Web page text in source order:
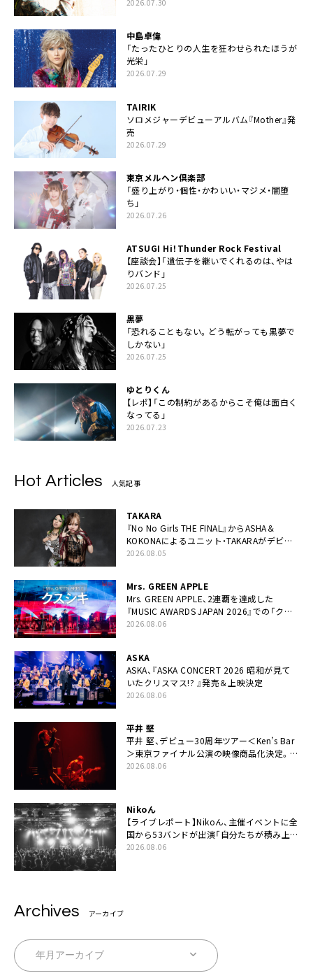
2026.07.30
中島卓偉
「たったひとりの人生を狂わせられたほうが
光栄」
2026.07.29
TAIRIK
ソロメジャーデビューアルバム『Mother』発
売
2026.07.29
東京メルヘン倶楽部
「盛り上がり・個性・かわいい・マジメ・闇堕
ち」
2026.07.26
ATSUGI Hi！Thunder Rock Festival
【座談会】「遺伝子を継いでくれるのは、やは
りバンド」
2026.07.25
黒夢
「恐れることもない。どう転がっても黒夢で
しかない」
2026.07.25
ゆとりくん
【レポ】「この制約があるからこそ俺は面白く
なってる」
2026.07.23
Hot Articles 人気記事
TAKARA
『No No Girls THE FINAL』からASHA＆
KOKONAによるユニット・TAKARAがデビュ
ー
2026.08.05
Mrs. GREEN APPLE
Mrs. GREEN APPLE、2連覇を達成した
『MUSIC AWARDS JAPAN 2026』での「クス
シキ」ライブパフォーマンスをYouTube公開
2026.08.06
ASKA
ASKA、『ASKA CONCERT 2026 昭和が見て
いたクリスマス!? 』発売＆上映決定
2026.08.06
平井 堅
平井 堅、デビュー30周年ツアー＜Ken’s Bar
＞東京ファイナル公演の映像商品化決定。ブ
ックレットには平井堅のメッセージ掲載も
2026.08.06
Nikoん
【ライブレポート】Nikoん、主催イベントに全
国から53バンドが出演「自分たちが積み上げ
てきた中身の重みを実感した」
2026.08.06
Archives アーカイブ